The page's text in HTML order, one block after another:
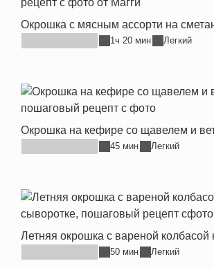
Окрошка с мясным ассорти на
1ч 20 мин Легкий
Окрошка на кефире со щавелем и
45 мин Легкий
Летняя окрошка с вареной колбасой
50 мин Легкий